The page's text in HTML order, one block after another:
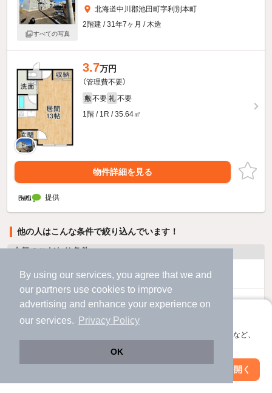
By using our services, you agree that we and
our partners use cookies to improve
advertising and enhance your experience on
our services.
Privacy Policy
OK
アプリに切り替えて、サクサクお部屋探し
会員登録なしですぐ使える。マップ検索やお気に入り保存など、
アプリを開く
すべての写真
北海道中川郡池田町字利別本町
2階建 / 31年7ヶ月 / 木造
3.7万円
（管理費不要）
敷 不要 礼 不要
1階 / 1R / 35.64㎡
物件詳細を見る
提供
他の人はこんな条件で絞り込んでいます！
人気のこだわり条件
バス・トイレ別 2階以上
駐車場あり ペット相談
エアコンあり 都市ガス
絞り込み条件を変更